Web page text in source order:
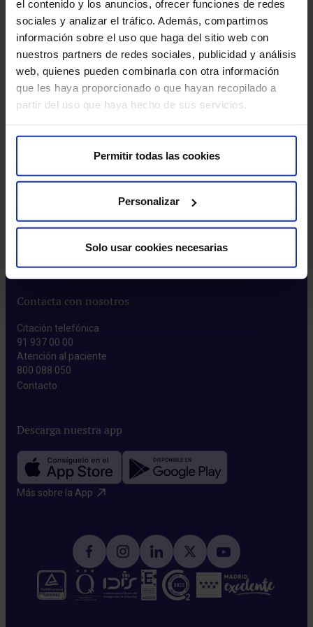
el contenido y los anuncios, ofrecer funciones de redes
sociales y analizar el tráfico. Además, compartimos
información sobre el uso que haga del sitio web con
nuestros partners de redes sociales, publicidad y análisis
web, quienes pueden combinarla con otra información
que les haya proporcionado o que hayan recopilado a
partir del uso que haya hecho de sus servicios.
Permitir todas las cookies
Personalizar
Solo usar cookies necesarias
Centro Universitario CUHMED​
Instituto HM​
Intranet HM Hospitales​
Rincón del accionista​
Más HM Hospitales
Prensa​
Preguntas frecuentes​
Blog​
Contacta con nosotros
Citación telefónica
91 937 00 00
Atención al paciente
800 088 050
Contacto​
Descarga nuestra app
Más sobre la App​